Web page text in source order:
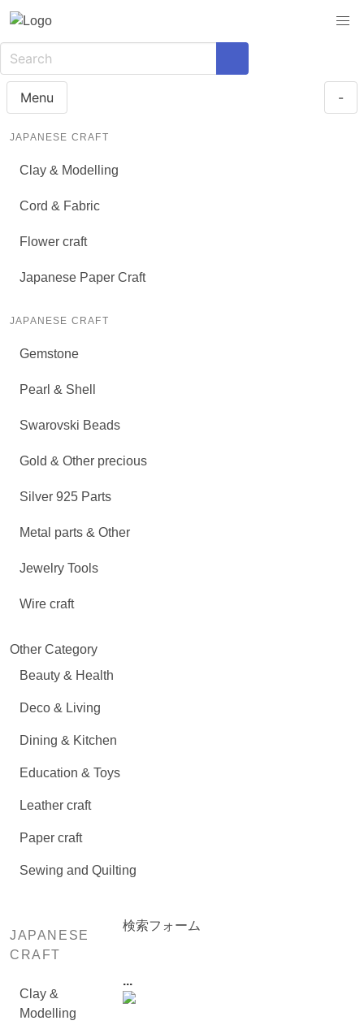
Menu -
JAPANESE CRAFT
Clay & Modelling
Cord & Fabric
Flower craft
Japanese Paper Craft
JAPANESE CRAFT
Gemstone
Pearl & Shell
Swarovski Beads
Gold & Other precious
Silver 925 Parts
Metal parts & Other
Jewelry Tools
Wire craft
Other Category
Beauty & Health
Deco & Living
Dining & Kitchen
Education & Toys
Leather craft
Paper craft
Sewing and Quilting
JAPANESE
CRAFT
Clay &
Modelling
検索フォーム
...